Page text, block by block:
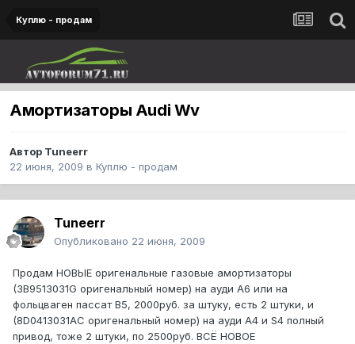
Куплю - продам
Амортизаторы Audi Wv
Автор Tuneerr
22 июня, 2009 в Куплю - продам
Tuneerr
Опубликовано 22 июня, 2009
Продам НОВЫЕ оригенальные газовые амортизаторы
(3B9513031G оригенальный номер) на ауди А6 или на
фольцваген пассат В5, 2000руб. за штуку, есть 2 штуки, и
(8D0413031AC оригенальный номер) на ауди А4 и S4 полный
привод, тоже 2 штуки, по 2500руб. ВСЁ НОВОЕ